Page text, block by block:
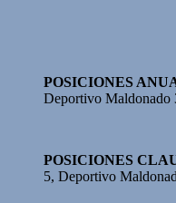
POSICIONES
Deportivo Maldonado
POSICIONES
5, Deportivo